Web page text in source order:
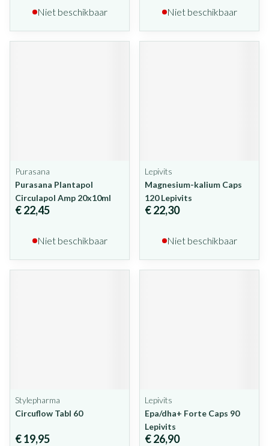
Niet beschikbaar Niet beschikbaar
Purasana
Purasana Plantapol
Circulapol Amp 20x10ml
€ 22,45
Niet beschikbaar
Lepivits
Magnesium-kalium Caps
120 Lepivits
€ 22,30
Niet beschikbaar
Stylepharma
Circuflow Tabl 60
€ 19,95
Lepivits
Epa/dha+ Forte Caps 90
Lepivits
€ 26,90